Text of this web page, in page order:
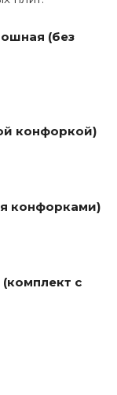
(без
конфоркой)
конфорками)
с